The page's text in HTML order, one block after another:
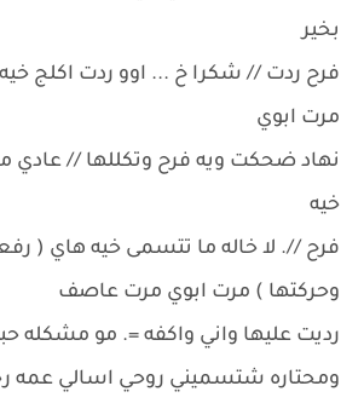
بخير
فرح ردت // شكرا خ ... اوو ردت اكلج
مرت ابوي
نهاد ضحكت ويه فرح وتكللها // عادي
خيه
فرح //. لا خاله ما تتسمى خيه هاي (
وحركتها ) مرت ابوي مرت عاصف
رديت عليها واني واكفه =. مو مشكله
ومحتاره شتسميني روحي اسالي عمه